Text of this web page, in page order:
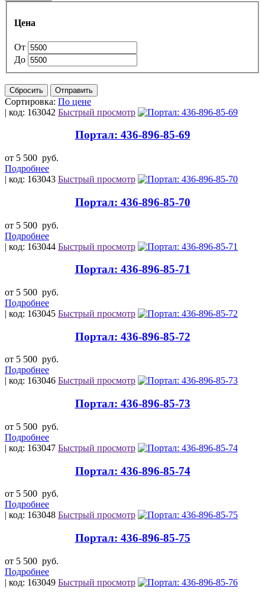
Цена
От
До
Сбросить Отправить
Сортировка: По цене
| код: 163042 Быстрый просмотр
Портал: 436-896-85-69
от 5 500 руб.
Подробнее
| код: 163043 Быстрый просмотр
Портал: 436-896-85-70
от 5 500 руб.
Подробнее
| код: 163044 Быстрый просмотр
Портал: 436-896-85-71
от 5 500 руб.
Подробнее
| код: 163045 Быстрый просмотр
Портал: 436-896-85-72
от 5 500 руб.
Подробнее
| код: 163046 Быстрый просмотр
Портал: 436-896-85-73
от 5 500 руб.
Подробнее
| код: 163047 Быстрый просмотр
Портал: 436-896-85-74
от 5 500 руб.
Подробнее
| код: 163048 Быстрый просмотр
Портал: 436-896-85-75
от 5 500 руб.
Подробнее
| код: 163049 Быстрый просмотр